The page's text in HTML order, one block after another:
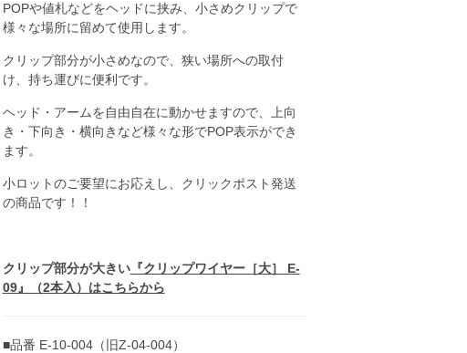
POPや値札などをヘッドに挟み、小さめクリップで
様々な場所に留めて使用します。
クリップ部分が小さめなので、狭い場所への取付
け、持ち運びに便利です。
ヘッド・アームを自由自在に動かせますので、上向
き・下向き・横向きなど様々な形でPOP表示ができ
ます。
小ロットのご要望にお応えし、クリックポスト発送
の商品です！！
クリップ部分が大きい『クリップワイヤー［大］ E-
09』（2本入）はこちらから
■品番 E-10-004（旧Z-04-004）